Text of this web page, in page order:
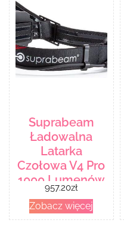
Suprabeam
Ładowalna
Latarka
Czołowa V4 Pro
1000 Lumenów
957.20zł
Zobacz więcej